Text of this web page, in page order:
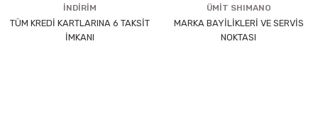
İNDİRİM
TÜM KREDİ KARTLARINA 6 TAKSİT
İMKANI
ÜMİT SHIMANO
MARKA BAYİLİKLERİ VE SERVİS
NOKTASI